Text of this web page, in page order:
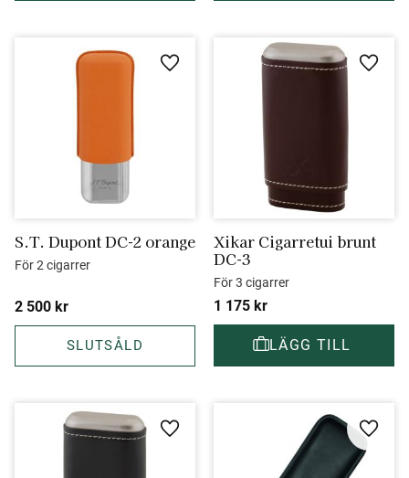
S.T. Dupont DC-2 orange
För 2 cigarrer
2 500 kr
Lägg till i favoriter
Xikar Cigarretui brunt
DC-3
För 3 cigarrer
1 175 kr
Lägg
Lägg till i favoriter Lägg